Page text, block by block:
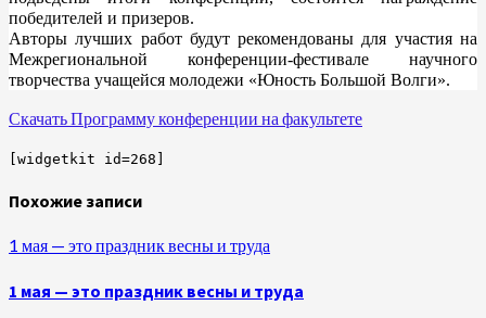
победителей и призеров.
Авторы лучших работ будут рекомендованы для участия на
Межрегиональной конференции-фестивале научного
творчества учащейся молодежи «Юность Большой Волги».
Скачать Программу конференции на факультете
[widgetkit id=268]
Похожие записи
1 мая — это праздник весны и труда
1 мая — это праздник весны и труда